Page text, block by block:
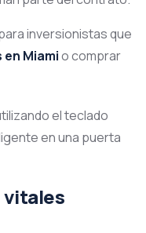
inversionistas que
Miamio comprar
vitales